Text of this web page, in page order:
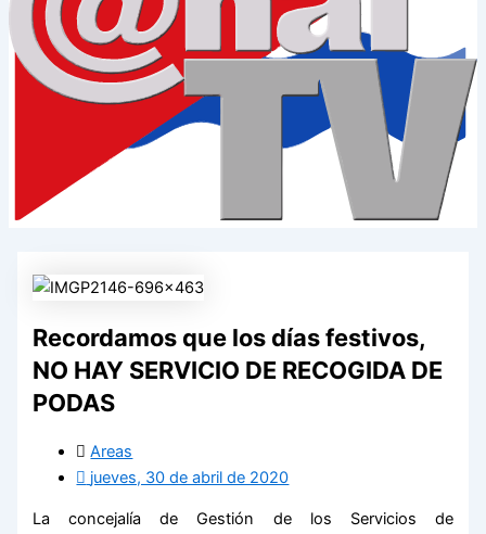
Recordamos que los días festivos,
NO HAY SERVICIO DE RECOGIDA DE
PODAS
Areas
jueves, 30 de abril de 2020
La concejalía de Gestión de los Servicios de